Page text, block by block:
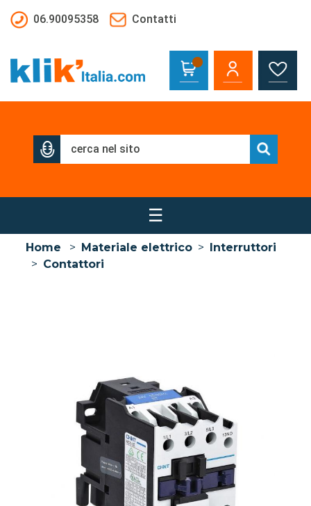
06.90095358
Contatti
☰
Home > Materiale elettrico > Interruttori
> Contattori